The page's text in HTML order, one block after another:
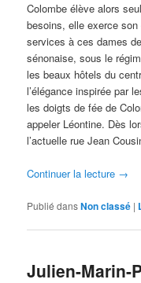
Colombe élève alors
besoins, elle exerce
services à ces dames
sénonaise, sous le
les beaux hôtels du
l’élégance inspirée par
les doigts de fée de
appeler Léontine. Dès
l’actuelle rue Jean
Continuer la lecture →
Publié dansNon classé |
Julien-Marin-